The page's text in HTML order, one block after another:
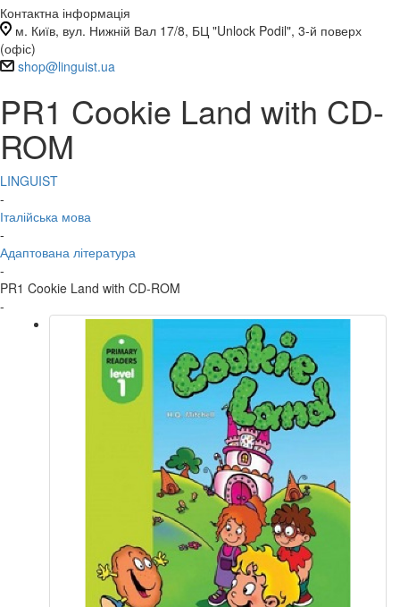
Контактна інформація
м. Київ, вул. Нижній Вал 17/8, БЦ "Unlock Podil", 3-й поверх
(офіс)
shop@linguist.ua
PR1 Cookie Land with CD-
ROM
LINGUIST
-
Італійська мова
-
Адаптована література
-
PR1 Cookie Land with CD-ROM
-